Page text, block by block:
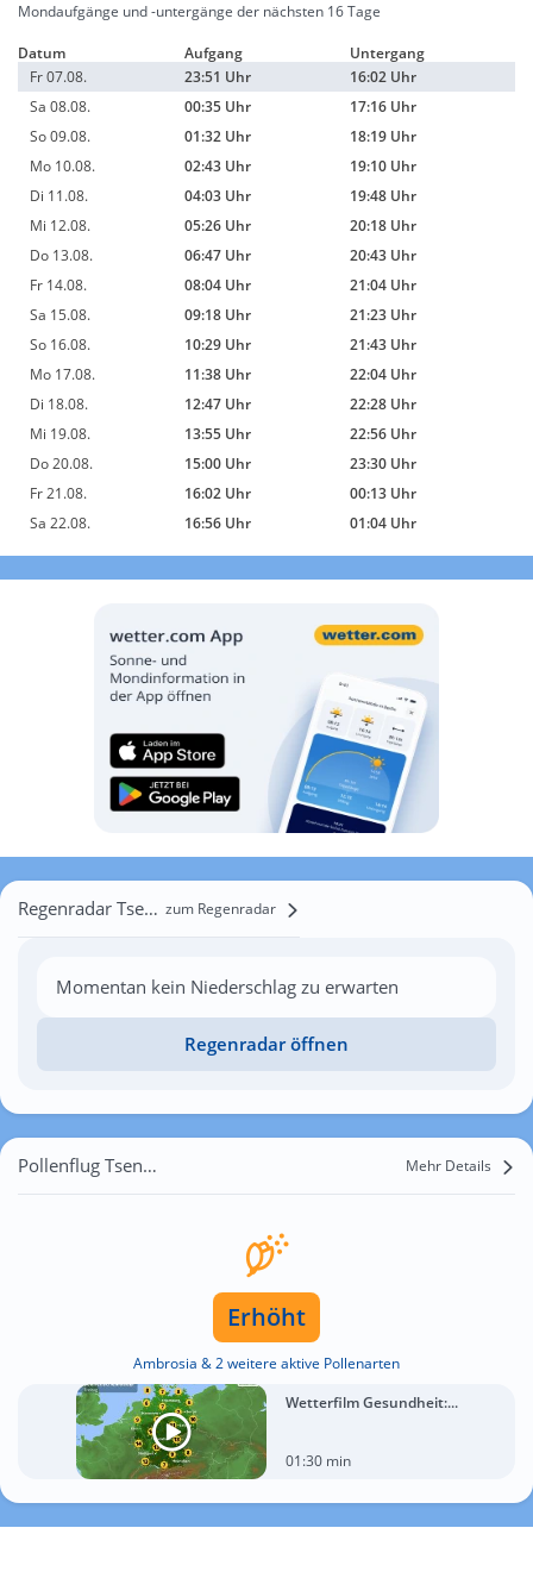
Mondaufgänge und -untergänge der nächsten 16 Tage
Datum Aufgang
Untergang
Fr 07.08.
23:51 Uhr
16:02 Uhr
Sa 08.08.
00:35 Uhr
17:16 Uhr
So 09.08.
01:32 Uhr
18:19 Uhr
Mo 10.08.
02:43 Uhr
19:10 Uhr
Di 11.08.
04:03 Uhr
19:48 Uhr
Mi 12.08.
05:26 Uhr
20:18 Uhr
Do 13.08.
06:47 Uhr
20:43 Uhr
Fr 14.08.
08:04 Uhr
21:04 Uhr
Sa 15.08.
09:18 Uhr
21:23 Uhr
So 16.08.
10:29 Uhr
21:43 Uhr
Mo 17.08.
11:38 Uhr
22:04 Uhr
Di 18.08.
12:47 Uhr
22:28 Uhr
Mi 19.08.
13:55 Uhr
22:56 Uhr
Do 20.08.
15:00 Uhr
23:30 Uhr
Fr 21.08.
16:02 Uhr
00:13 Uhr
Sa 22.08.
16:56 Uhr 01:04 Uhr
Regenradar Tsenovich zum Regenradar
Momentan kein Niederschlag zu erwarten
Regenradar öffnen
Pollenflug Tsenovich Mehr Details
Erhöht
Ambrosia & 2 weitere aktive Pollenarten
Wetterfilm Gesundheit:...
01:30 min